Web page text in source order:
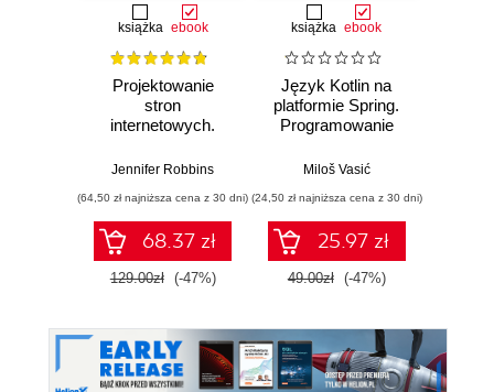
książka ebook
Projektowanie
stron
internetowych.
początkujących
HTML5, CSS3 i
grafice. Wydanie V
Jennifer Robbins
(64,50 zł najniższa cena z 30 dni)
68.37 zł
129.00zł (-47%)
książka ebook
Język Kotlin na
platformie Spring.
Programowanie
internetowych
Miloš Vasić
(24,50 zł najniższa cena z 30 dni)
25.97 zł
49.00zł (-47%)